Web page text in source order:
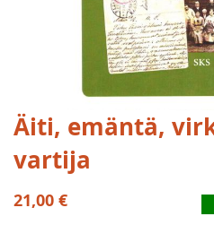
Skip
to
the
beginning
of
Äiti, emäntä,
vartija
21,00 €